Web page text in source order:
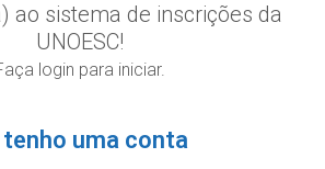
ao sistema de inscrições da
UNOESC!
login para iniciar.
tenho uma conta